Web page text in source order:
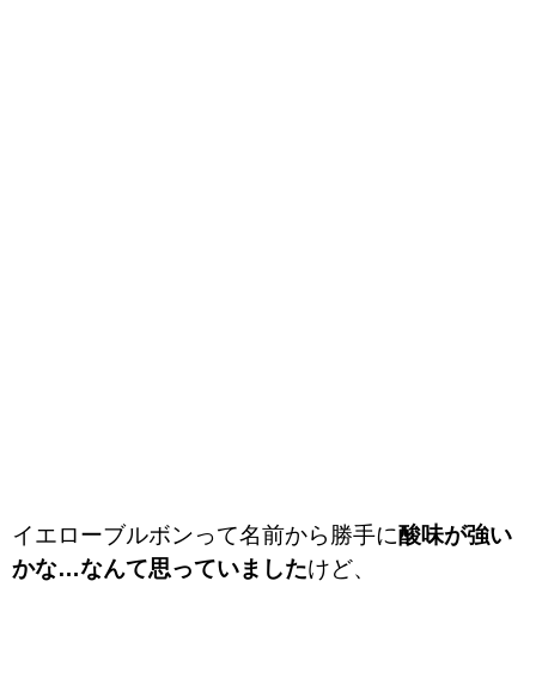
イエローブルボンって名前から勝手に酸味が強い
かな…なんて思っていましたけど、